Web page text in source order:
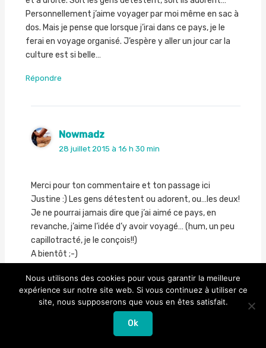
Personnellement j’aime voyager par moi même en sac à
dos. Mais je pense que lorsque j’irai dans ce pays, je le
ferai en voyage organisé. J’espère y aller un jour car la
culture est si belle…
Répondre
Nowmadz
28 juillet 2015 à 16 h 30 min
Merci pour ton commentaire et ton passage ici
Justine :) Les gens détestent ou adorent, ou…les deux!
Je ne pourrai jamais dire que j’ai aimé ce pays, en
revanche, j’aime l’idée d’y avoir voyagé… (hum, un peu
capillotracté, je le conçois!!)
A bientôt ;-)
27 juillet 2015 à 17 h 54 min
Nous utilisons des cookies pour vous garantir la meilleure
expérience sur notre site web. Si vous continuez à utiliser ce
site, nous supposerons que vous en êtes satisfait.
Ok